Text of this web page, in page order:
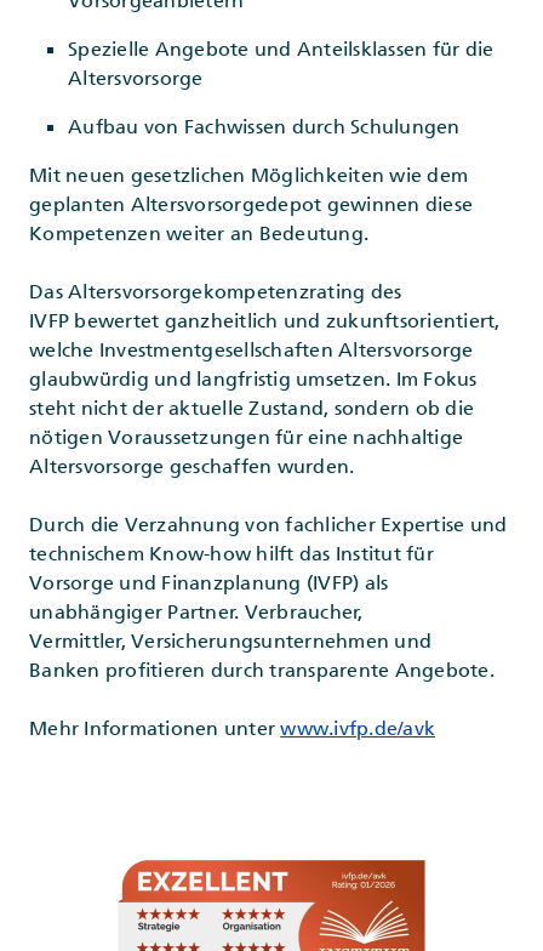
Spezielle Angebote und Anteilsklassen für die
Altersvorsorge
Aufbau von Fachwissen durch Schulungen
Mit neuen gesetzlichen Möglichkeiten wie dem
geplanten Altersvorsorgedepot gewinnen diese
Kompetenzen weiter an Bedeutung.
Das Altersvorsorgekompetenzrating des
IVFP bewertet ganzheitlich und zukunftsorientiert,
welche Investmentgesellschaften Altersvorsorge
glaubwürdig und langfristig umsetzen. Im Fokus
steht nicht der aktuelle Zustand, sondern ob die
nötigen Voraussetzungen für eine nachhaltige
Altersvorsorge geschaffen wurden.
Durch die Verzahnung von fachlicher Expertise und
technischem Know-how hilft das Institut für
Vorsorge und Finanzplanung (IVFP) als
unabhängiger Partner. Verbraucher,
Vermittler, Versicherungsunternehmen und
Banken profitieren durch transparente Angebote.
Mehr Informationen unterwww.ivfp.de/avk